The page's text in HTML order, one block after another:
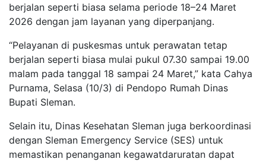
berjalan seperti biasa selama periode 18–24 Maret
2026 dengan jam layanan yang diperpanjang.
“Pelayanan di puskesmas untuk perawatan tetap
berjalan seperti biasa mulai pukul 07.30 sampai 19.00
malam pada tanggal 18 sampai 24 Maret,” kata Cahya
Purnama, Selasa (10/3) di Pendopo Rumah Dinas
Bupati Sleman.
Selain itu, Dinas Kesehatan Sleman juga berkoordinasi
dengan Sleman Emergency Service (SES) untuk
memastikan penanganan kegawatdaruratan dapat